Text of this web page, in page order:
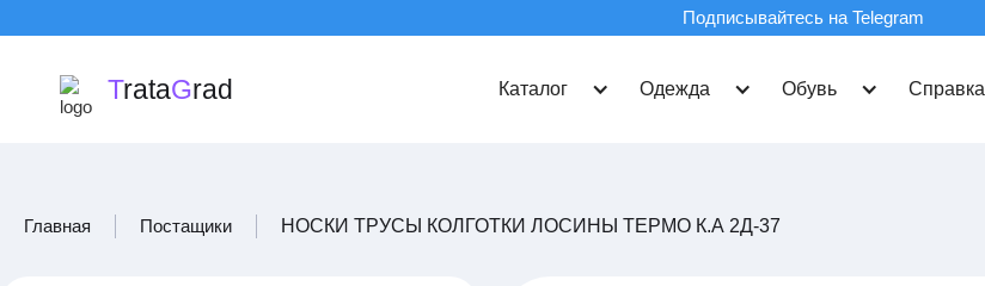
Подписывайтесь на Telegram
TrataGrad Каталог Одежда Обувь Справка
Главная Постащики НОСКИ ТРУСЫ КОЛГОТКИ ЛОСИНЫ ТЕРМО К.А 2Д-37